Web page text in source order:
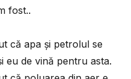
fost..
că apa și petrolul se
eu de vină pentru asta.